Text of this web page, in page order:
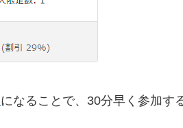
になることで、30分早く参加す